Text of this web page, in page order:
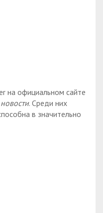
на официальном сайте
. Среди них
в значительно